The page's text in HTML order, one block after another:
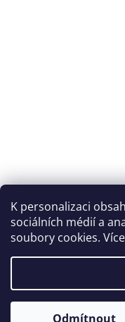
K personalizaci
sociálních médií a
soubory cookies.
Odmítnout